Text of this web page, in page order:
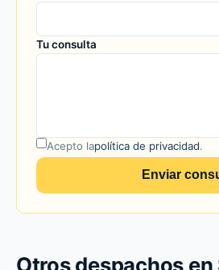
Tu consulta
Acepto lapolítica de privacidad.
Enviar
Otros despachos en